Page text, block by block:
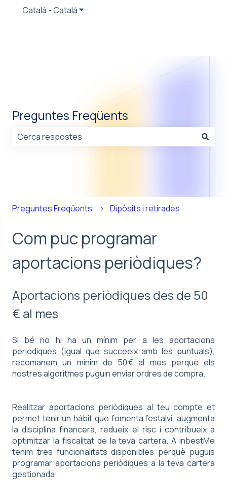
Català - CatalàMostra el menú de les traduccions
Preguntes Freqüents
Preguntes Freqüents Dipòsits i retirades
Com puc programar
aportacions periòdiques?
Aportacions periòdiques des de 50
€ al mes
Si bé no hi ha un mínim per a les aportacions
periòdiques (igual que succeeix amb les puntuals),
recomanem un mínim de 50 € al mes perquè els
nostres algoritmes puguin enviar ordres de compra.
Realitzar aportacions periòdiques al teu compte et
permet tenir un hàbit que fomenta l'estalvi, augmenta
la disciplina financera, redueix el risc i contribueix a
optimitzar la fiscalitat de la teva cartera. A inbestMe
tenim tres funcionalitats disponibles perquè puguis
programar aportacions periòdiques a la teva cartera
gestionada: